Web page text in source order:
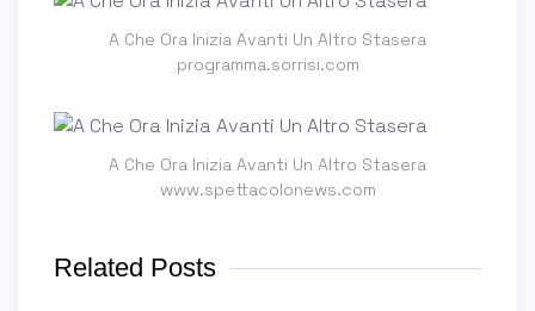
A Che Ora Inizia Avanti Un Altro Stasera
programma.sorrisi.com
A Che Ora Inizia Avanti Un Altro Stasera
www.spettacolonews.com
Related Posts